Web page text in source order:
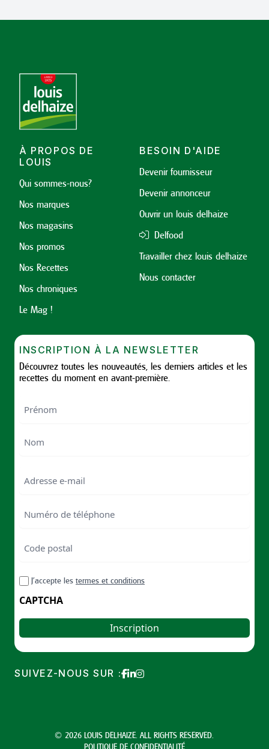
À PROPOS DE
LOUIS
Qui sommes-nous?
Nos marques
Nos magasins
Nos promos
Nos Recettes
Nos chroniques
Le Mag !
BESOIN D'AIDE
Devenir fournisseur
Devenir annonceur
Ouvrir un louis delhaize
Delfood
Travailler chez louis delhaize
Nous contacter
INSCRIPTION À LA NEWSLETTER
Découvrez toutes les nouveautés, les derniers articles et les
recettes du moment en avant-première.
de
postal
postal
RGPDJ’accepte les termes et conditions
CAPTCHA
SUIVEZ-NOUS SUR :
© 2026 LOUIS DELHAIZE. ALL RIGHTS RESERVED.
POLITIQUE DE CONFIDENTIALITÉ